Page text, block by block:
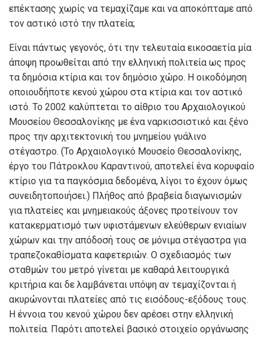
επέκτασης χωρίς να τεμαχίζαμε και να αποκόπταμε από
τον αστικό ιστό την πλατεία;
Είναι πάντως γεγονός, ότι την τελευταία εικοσαετία μία
άποψη προωθείται από την ελληνική πολιτεία ως προς
τα δημόσια κτίρια και τον δημόσιο χώρο. Η οικοδόμηση
οποιουδήποτε κενού χώρου στα κτίρια και τον αστικό
ιστό. Το 2002 καλύπτεται το αίθριο του Αρχαιολογικού
Μουσείου Θεσσαλονίκης με ένα ναρκισσιστικό και ξένο
προς την αρχιτεκτονική του μνημείου γυάλινο
στέγαστρο. (Το Αρχαιολογικό Μουσείο Θεσσαλονίκης,
έργο του Πάτροκλου Καραντινού, αποτελεί ένα κορυφαίο
κτίριο για τα παγκόσμια δεδομένα, λίγοι το έχουν όμως
συνειδητοποιήσει.) Πλήθος από βραβεία διαγωνισμών
για πλατείες και μνημειακούς άξονες προτείνουν τον
κατακερματισμό των υφιστάμενων ελεύθερων ενιαίων
χώρων και την απόδοσή τους σε μόνιμα στέγαστρα για
τραπεζοκαθίσματα καφετεριών. Ο σχεδιασμός των
σταθμών του μετρό γίνεται με καθαρά λειτουργικά
κριτήρια και δε λαμβάνεται υπόψη αν τεμαχίζονται ή
ακυρώνονται πλατείες από τις εισόδους-εξόδους τους.
Η έννοια του κενού χώρου δεν αρέσει στην ελληνική
πολιτεία. Παρότι αποτελεί βασικό στοιχείο οργάνωσης